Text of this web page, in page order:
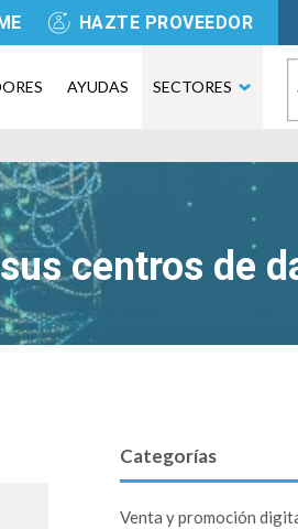
HAZTE PROVEEDOR
AYUDAS SECTORES
centros de
Categorías
Venta y promoción